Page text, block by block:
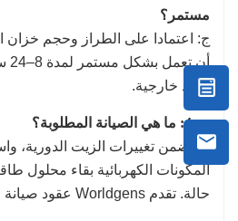
مستمر؟
ج: اعتمادا على الطراز وحجم خزان
وقود خارجية.
س4: ما هي الصيانة المطلوبة؟
ج: تضمن تغييرات الزيت الدورية،
المكونات الكهربائية بقاء محلول
حالة. تقدم Worldgens عقود صيانة لامتلاك خال من القلق.